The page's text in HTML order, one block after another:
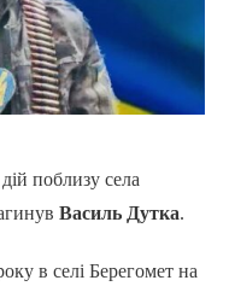
поблизу села
Василь Дутка.
в селі Берегомет на